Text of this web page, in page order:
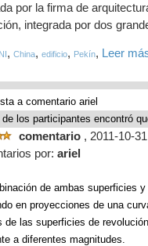
por la firma de
integrada por dos
, China, edificio, Pekín, Leer
a comentario ariel
de los participantes encontró
comentario , 2011-10-31
por: ariel
de ambas superficies
en proyecciones de una
de las superficies de
a diferentes magnitudes.